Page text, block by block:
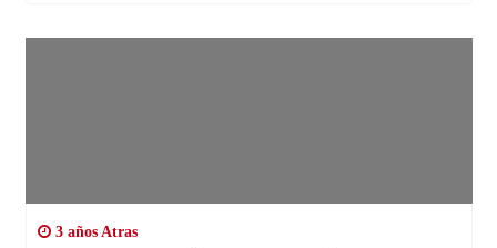
3 años Atras